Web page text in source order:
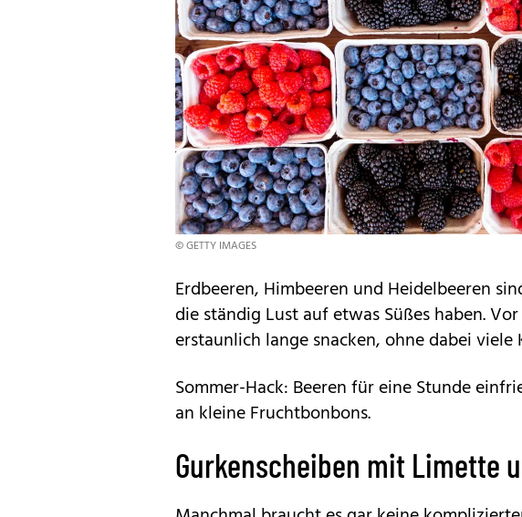
© GETTY IMAGES
Erdbeeren, Himbeeren und Heidelbeeren
die ständig Lust auf etwas Süßes haben.
erstaunlich lange snacken, ohne dabei viele
Sommer-Hack: Beeren für eine Stunde
an kleine Fruchtbonbons.
Gurkenscheiben mit Limette